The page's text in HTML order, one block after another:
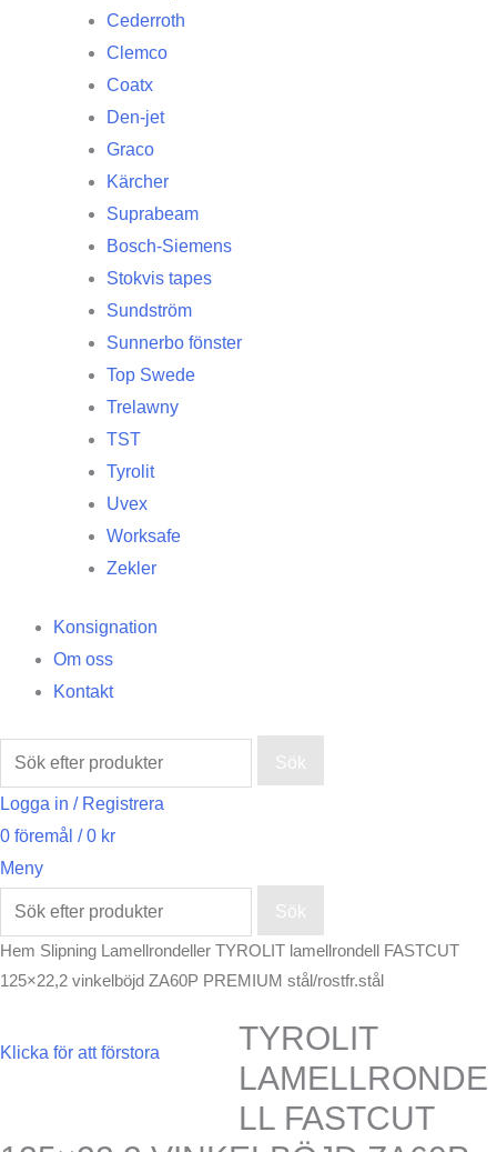
Cederroth
Clemco
Coatx
Den-jet
Graco
Kärcher
Suprabeam
Bosch-Siemens
Stokvis tapes
Sundström
Sunnerbo fönster
Top Swede
Trelawny
TST
Tyrolit
Uvex
Worksafe
Zekler
Konsignation
Om oss
Kontakt
Sök
Logga in / Registrera
0 föremål / 0 kr
Meny
Sök
Hem Slipning Lamellrondeller TYROLIT lamellrondell FASTCUT
125×22,2 vinkelböjd ZA60P PREMIUM stål/rostfr.stål
Klicka för att förstora
TYROLIT
LAMELLRONDE
LL FASTCUT